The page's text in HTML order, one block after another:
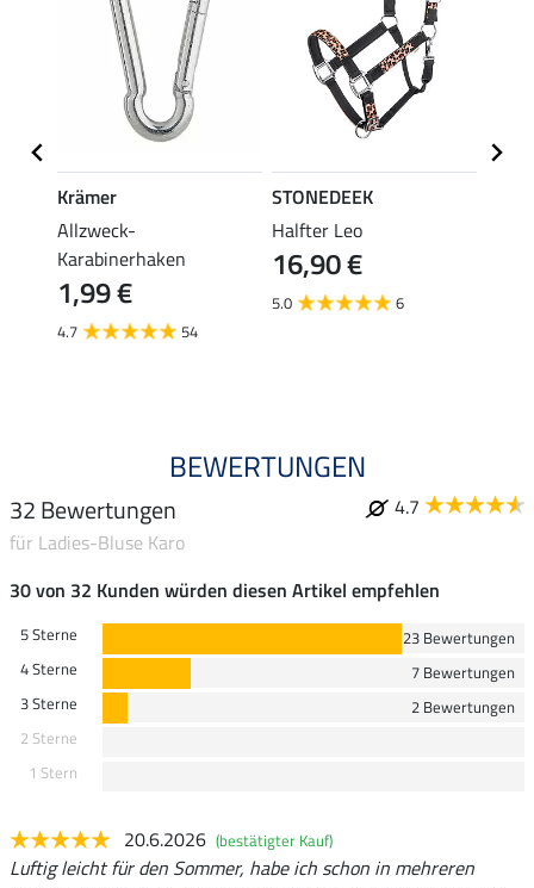
Krämer
Allzweck-
Karabinerhaken
1,99 €
4.7 54
STONEDEEK
Halfter Leo
16,90 €
5.0 6
BEWERTUNGEN
32 Bewertungen
4.7
für Ladies-Bluse Karo
30 von 32 Kunden würden diesen Artikel empfehlen
5 Sterne
23 Bewertungen
4 Sterne
7 Bewertungen
3 Sterne
2 Bewertungen
2 Sterne
1 Stern
20.6.2026 (bestätigter Kauf)
Luftig leicht für den Sommer, habe ich schon in mehreren